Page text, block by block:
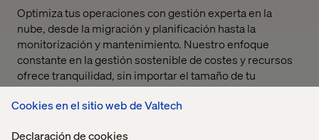
Cookies en el sitio web de Valtech
Declaración de cookies
Optimiza tus operaciones con gestión experta en la
nube, desde la migración y planificación hasta la
monitorización y mantenimiento. Nuestro enfoque
constante en la gestión sostenible de costes y recursos
ofrece tranquilidad, sin importar el tamaño de tu
organización.